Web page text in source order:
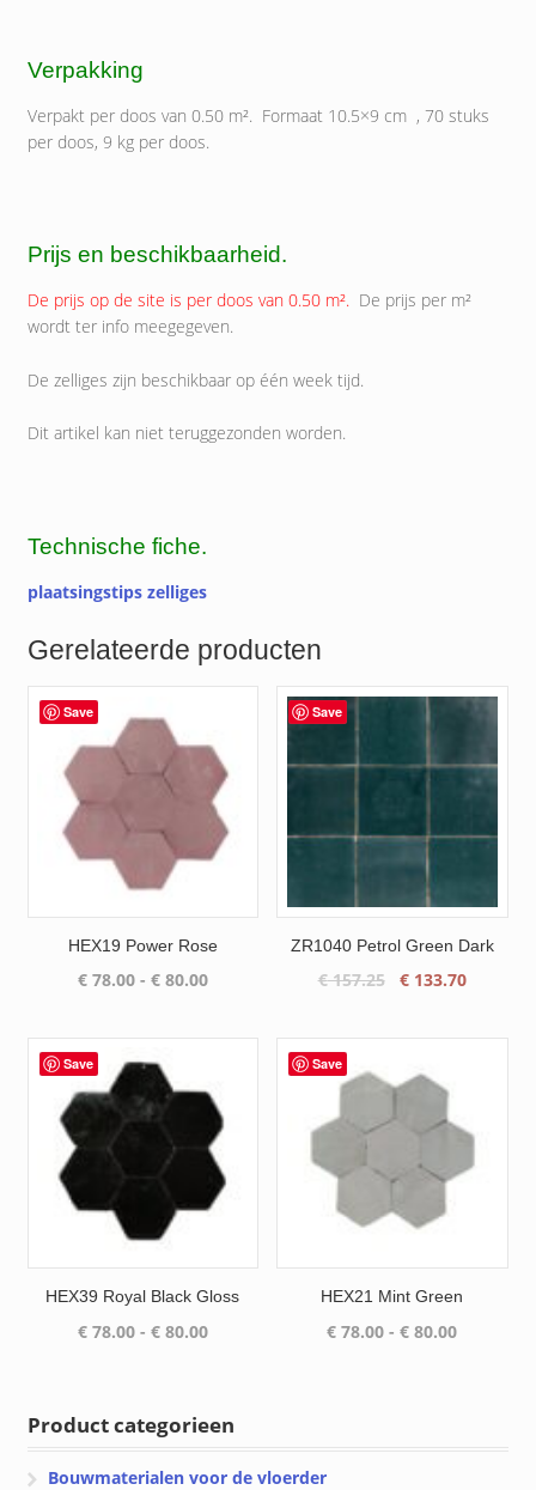
Verpakking
Verpakt per doos van 0.50 m². Formaat 10.5×9 cm , 70 stuks
per doos, 9 kg per doos.
Prijs en beschikbaarheid.
De prijs op de site is per doos van 0.50 m².De prijs per m²
wordt ter info meegegeven.
De zelliges zijn beschikbaar op één week tijd.
Dit artikel kan niet teruggezonden worden.
Technische fiche.
plaatsingstips zelliges
Gerelateerde producten
Save
HEX19 Power Rose
€78.00 - €80.00Prijsklasse:
Save
ZR1040 Petrol Green Dark
€157.25
Oorspronkelijke
€ 133.70Huidige
Save
HEX39 Royal Black Gloss
€78.00 - €80.00Prijsklasse:
Save
HEX21 Mint Green
€ 78.00 - € 80.00
Product categorieen
Bouwmaterialen voor de vloerder